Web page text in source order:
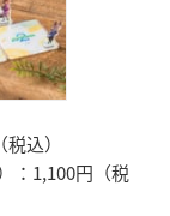
込）
：1,100円（税